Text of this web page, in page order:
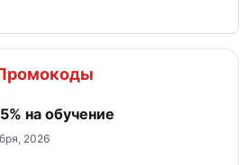
на обучение
2026